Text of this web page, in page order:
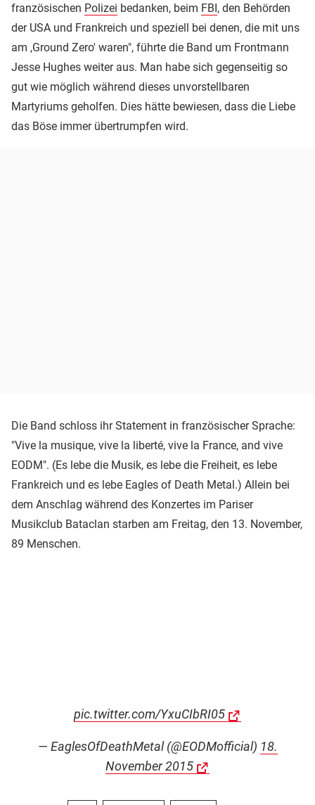
französischen Polizei bedanken, beim FBI, den Behörden
der USA und Frankreich und speziell bei denen, die mit uns
am ,Ground Zero' waren", führte die Band um Frontmann
Jesse Hughes weiter aus. Man habe sich gegenseitig so
gut wie möglich während dieses unvorstellbaren
Martyriums geholfen. Dies hätte bewiesen, dass die Liebe
das Böse immer übertrumpfen wird.
Die Band schloss ihr Statement in französischer Sprache:
"Vive la musique, vive la liberté, vive la France, and vive
EODM". (Es lebe die Musik, es lebe die Freiheit, es lebe
Frankreich und es lebe Eagles of Death Metal.) Allein bei
dem Anschlag während des Konzertes im Pariser
Musikclub Bataclan starben am Freitag, den 13. November,
89 Menschen.
pic.twitter.com/YxuCIbRI05
— EaglesOfDeathMetal (@EODMofficial) 18.
November 2015